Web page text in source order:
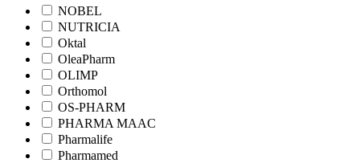
NOBEL
NUTRICIA
Oktal
OleaPharm
OLIMP
Orthomol
OS-PHARM
PHARMA MAAC
Pharmalife
Pharmamed